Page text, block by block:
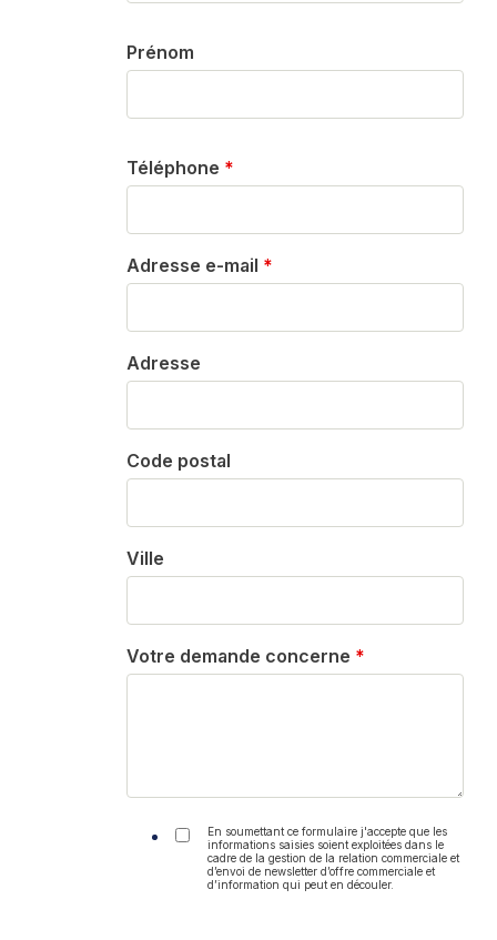
Prénom
Téléphone *
Adresse e-mail *
Adresse
Code postal
Ville
Votre demande concerne *
En soumettant ce formulaire j'accepte que les
informations saisies soient exploitées dans le
cadre de la gestion de la relation commerciale et
d’envoi de newsletter d’offre commerciale et
d’information qui peut en découler.